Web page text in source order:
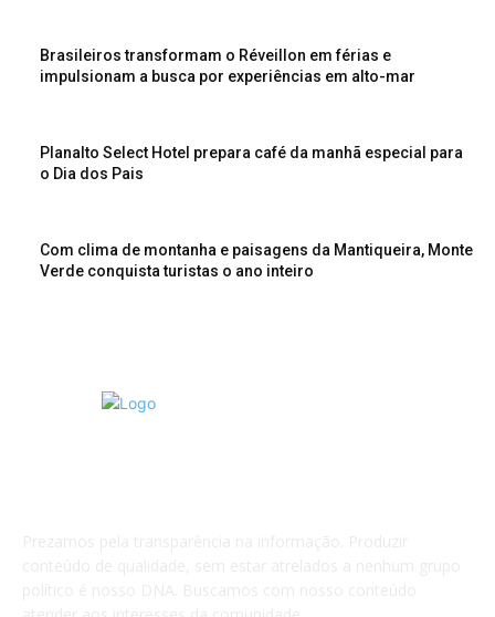
Brasileiros transformam o Réveillon em férias e
impulsionam a busca por experiências em alto-mar
Planalto Select Hotel prepara café da manhã especial para
o Dia dos Pais
Com clima de montanha e paisagens da Mantiqueira, Monte
Verde conquista turistas o ano inteiro